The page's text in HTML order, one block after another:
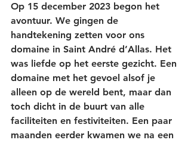
Op 15 december 2023 begon het
avontuur. We gingen de
handtekening zetten voor ons
domaine in Saint André d’Allas. Het
was liefde op het eerste gezicht. Een
domaine met het gevoel alsof je
alleen op de wereld bent, maar dan
toch dicht in de buurt van alle
faciliteiten en festiviteiten. Een paar
maanden eerder kwamen we na een